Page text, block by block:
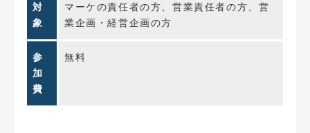
対
象
マーケの責任者の方、営業責任者の方、営
業企画・経営企画の方
参
加
費
無料